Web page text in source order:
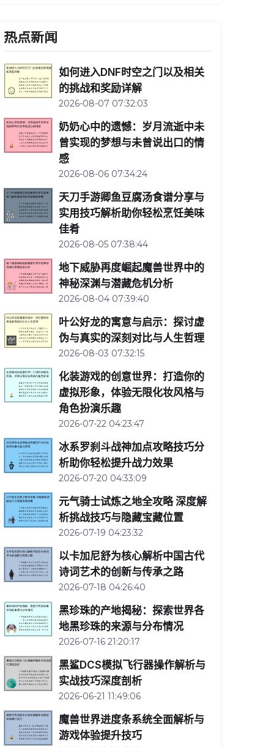
热点新闻
如何进入DNF时空之门以及相关
的挑战和奖励详解
2026-08-07 07:32:03
奶奶心中的遗憾：岁月流逝中未
曾实现的梦想与未曾说出口的情
感
2026-08-06 07:34:24
天刀手游卿鱼豆腐汤食谱分享与
实用技巧解析助你轻松烹饪美味
佳肴
2026-08-05 07:38:44
地下威胁再度崛起魔兽世界中的
神秘深渊与潜藏危机分析
2026-08-04 07:39:40
叶公好龙的寓意与启示：探讨虚
伪与真实的深刻对比与人生哲理
2026-08-03 07:32:15
化装游戏的创意世界：打造你的
虚拟形象，体验无限化妆风格与
角色扮演乐趣
2026-07-22 04:23:47
冰系罗刹斗战神加点攻略技巧分
析助你轻松提升战力效果
2026-07-20 04:33:09
元气骑士试炼之地全攻略 深度解
析挑战技巧与隐藏宝藏位置
2026-07-19 04:23:32
以卡加尼舒为核心解析中国古代
诗词艺术的创新与传承之路
2026-07-18 04:26:40
黑珍珠的产地揭秘：探索世界各
地黑珍珠的来源与分布情况
2026-07-16 21:20:17
黑鲨DCS模拟飞行器操作解析与
实战技巧深度剖析
2026-06-21 11:49:06
魔兽世界进度条系统全面解析与
游戏体验提升技巧